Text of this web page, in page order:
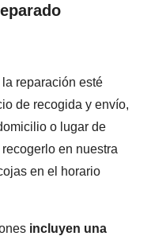
reparación esté
de recogida y envío,
o lugar de
en nuestra
en el horario
incluyen una